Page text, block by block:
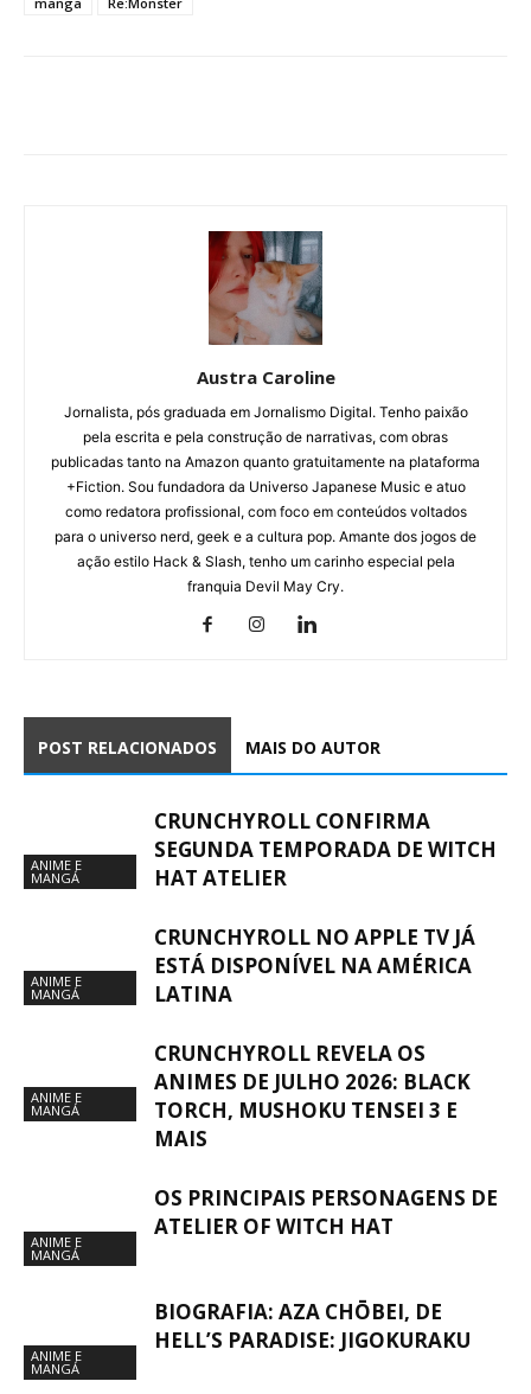
Austra Caroline
Jornalista, pós graduada em Jornalismo Digital. Tenho paixão
pela escrita e pela construção de narrativas, com obras
publicadas tanto na Amazon quanto gratuitamente na plataforma
+Fiction. Sou fundadora da Universo Japanese Music e atuo
como redatora profissional, com foco em conteúdos voltados
para o universo nerd, geek e a cultura pop. Amante dos jogos de
ação estilo Hack & Slash, tenho um carinho especial pela
franquia Devil May Cry.
POST RELACIONADOS MAIS DO AUTOR
ANIME E
MANGÁ
CRUNCHYROLL CONFIRMA
SEGUNDA TEMPORADA DE WITCH
HAT ATELIER
ANIME E
MANGÁ
CRUNCHYROLL NO APPLE TV JÁ
ESTÁ DISPONÍVEL NA AMÉRICA
LATINA
ANIME E
MANGÁ
CRUNCHYROLL REVELA OS
ANIMES DE JULHO 2026: BLACK
TORCH, MUSHOKU TENSEI 3 E
MAIS
ANIME E
MANGÁ
OS PRINCIPAIS PERSONAGENS DE
ATELIER OF WITCH HAT
ANIME E
MANGÁ
BIOGRAFIA: AZA CHŌBEI, DE
HELL’S PARADISE: JIGOKURAKU